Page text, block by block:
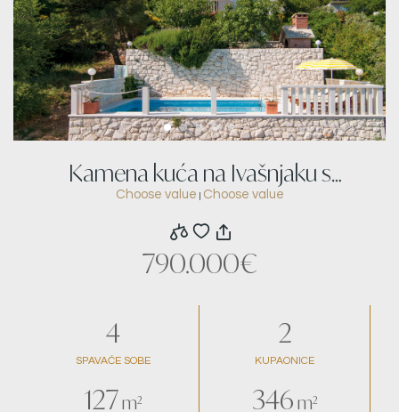
Kamena kuća na Ivašnjaku s
Choose value Choose value
790.000€
4
SPAVAĆE SOBE
2
KUPAONICE
127m² 346 m²